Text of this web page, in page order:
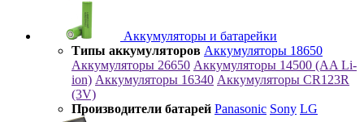
Аккумуляторы и батарейки
Типы аккумуляторов Аккумуляторы 18650
Аккумуляторы 26650 Аккумуляторы 14500 (AA Li-
ion) Аккумуляторы 16340 Аккумуляторы CR123R
(3V)
Производители батарей Panasonic Sony LG